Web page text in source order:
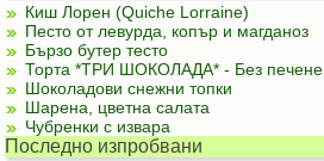
Киш Лорен (Quiche Lorraine)
Песто от левурда, копър и магданоз
Бързо бутер тесто
Торта *ТРИ ШОКОЛАДА* - Без печене
Шоколадови снежни топки
Шарена, цветна салата
Чубренки с извара
Последно изпробвани